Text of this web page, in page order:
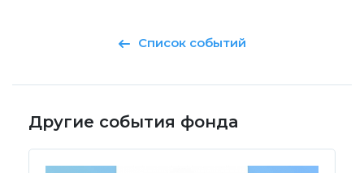
Список событий
Другие события фонда